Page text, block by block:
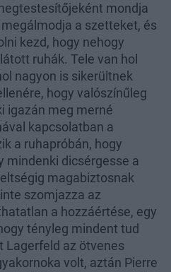
mondja
a szetteket, és
kezd, hogy nehogy
ruhák. Tele van hol
nagyon is sikerültnek
hogy valószínűleg
igazán meg merné
kapcsolatban a
a ruhapróbán, hogy
mindenki dicsérgesse a
magabiztosnak
szomjazza az
a hozzáértése, egy
tényleg mindent tud
Lagerfeld az ötvenes
volt, aztán Pierre